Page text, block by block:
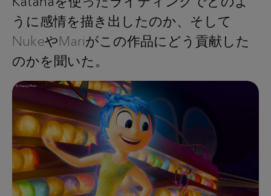
うに感情を描き出したのか、そして
NukeやMariがこの作品にどう貢献した
のかを聞いた。